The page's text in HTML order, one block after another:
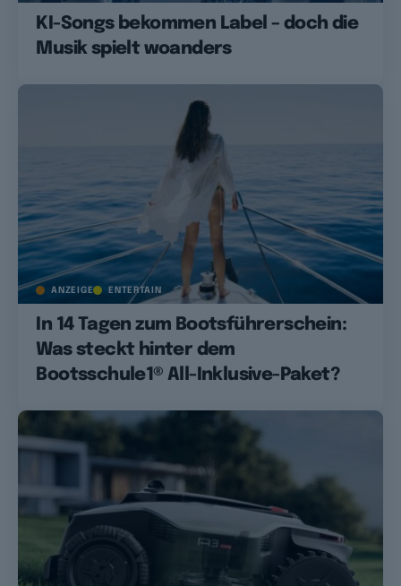
KI-Songs bekommen Label – doch die
Musik spielt woanders
ANZEIGE ENTERTAIN
In 14 Tagen zum Bootsführerschein:
Was steckt hinter dem
Bootsschule1® All-Inklusive-Paket?